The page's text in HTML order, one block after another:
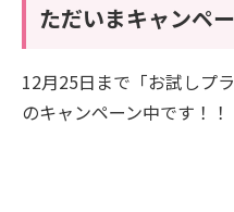
ただいまキャンペ
12月25日まで「お試しプ
のキャンペーン中です！！